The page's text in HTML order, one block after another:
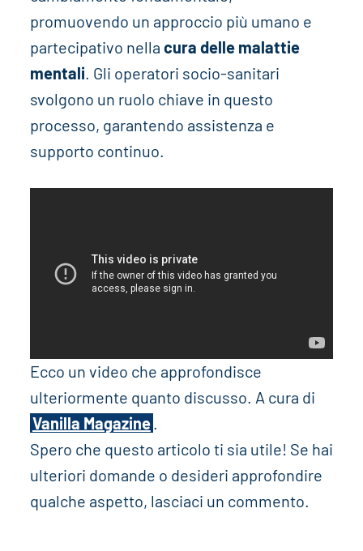
promuovendo un approccio più umano e
partecipativo nella cura delle malattie
mentali . Gli operatori socio-sanitari
svolgono un ruolo chiave in questo
processo, garantendo assistenza e
supporto continuo.
Ecco un video che approfondisce
ulteriormente quanto discusso. A cura di
Vanilla Magazine.
Spero che questo articolo ti sia utile! Se hai
ulteriori domande o desideri approfondire
qualche aspetto, lasciaci un commento.